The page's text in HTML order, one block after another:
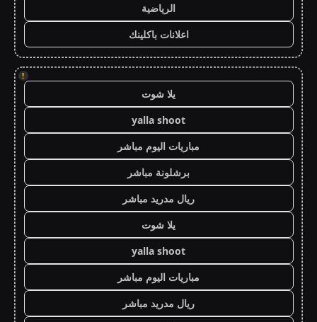
الرياضية
اعلانات باكلينك
!
يلا شوت
yalla shoot
مباريات اليوم مباشر
برشلونة مباشر
ريال مدريد مباشر
يلا شوت
yalla shoot
مباريات اليوم مباشر
ريال مدريد مباشر